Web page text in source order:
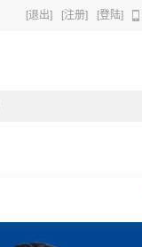
[退出] [注册] [登陆]